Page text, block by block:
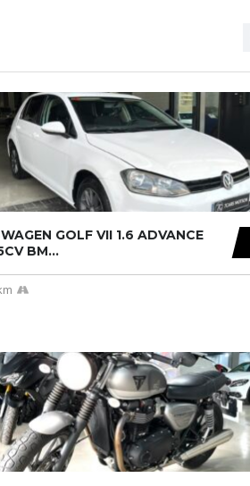
GOLF VII 1.6 ADVANCE
BM...